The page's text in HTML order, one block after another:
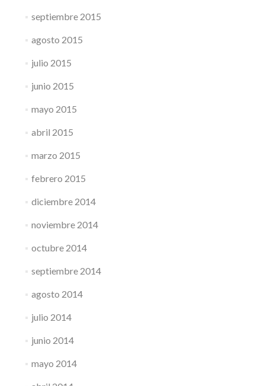
septiembre 2015
agosto 2015
julio 2015
junio 2015
mayo 2015
abril 2015
marzo 2015
febrero 2015
diciembre 2014
noviembre 2014
octubre 2014
septiembre 2014
agosto 2014
julio 2014
junio 2014
mayo 2014